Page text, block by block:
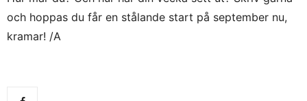
och hoppas du får en stålande start på september nu,
kramar! /A